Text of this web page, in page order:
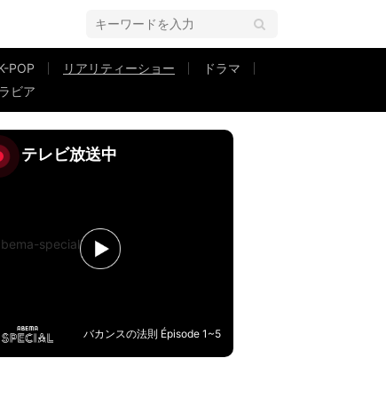
POP リアリティーショー
ドラマ
ビア
グ「絶対に不安にさせません！」『今日好き』夏休み編2024最終話
テレビ放送中
バカンスの法則 Épisode 1~5